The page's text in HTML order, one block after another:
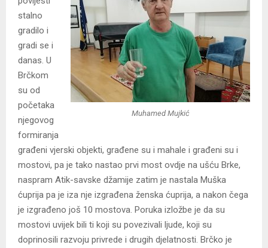
Muhamed Mujkić
stalno
gradilo i
gradi se i
danas. U
Brčkom
su od
početaka
njegovog
formiranja
građeni vjerski objekti, građene su i mahale i građeni su i
mostovi, pa je tako nastao prvi most ovdje na ušću Brke,
naspram Atik-savske džamije zatim je nastala Muška
ćuprija pa je iza nje izgrađena ženska ćuprija, a nakon čega
je izgrađeno još 10 mostova. Poruka izložbe je da su
mostovi uvijek bili ti koji su povezivali ljude, koji su
doprinosili razvoju privrede i drugih djelatnosti. Brčko je